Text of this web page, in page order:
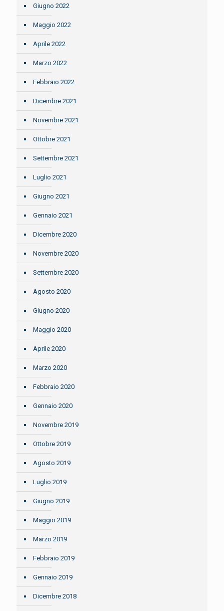
Giugno 2022
Maggio 2022
Aprile 2022
Marzo 2022
Febbraio 2022
Dicembre 2021
Novembre 2021
Ottobre 2021
Settembre 2021
Luglio 2021
Giugno 2021
Gennaio 2021
Dicembre 2020
Novembre 2020
Settembre 2020
Agosto 2020
Giugno 2020
Maggio 2020
Aprile 2020
Marzo 2020
Febbraio 2020
Gennaio 2020
Novembre 2019
Ottobre 2019
Agosto 2019
Luglio 2019
Giugno 2019
Maggio 2019
Marzo 2019
Febbraio 2019
Gennaio 2019
Dicembre 2018